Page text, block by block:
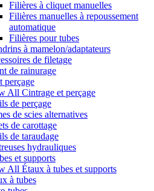
Filières à cliquet manuelles
Filières manuelles à repoussement
automatique
Filières pour tubes
à mamelon/adaptateurs
de filetage
de rainurage
perçage
All Cintrage et perçage
de perçage
de scies alternatives
de carottage
de taraudage
hydrauliques
et supports
All Étaux à tubes et supports
à tubes